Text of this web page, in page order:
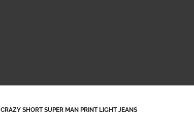
CRAZY SHORT SUPER MAN PRINT LIGHT JEANS